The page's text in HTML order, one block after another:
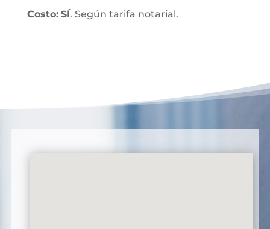
Costo: SÍ. Según tarifa notarial.